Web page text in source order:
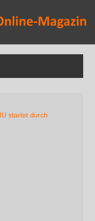
startet durch